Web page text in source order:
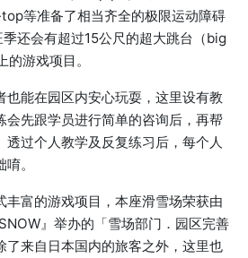
等准备了相当齐全的极限运动障碍
还会有超过15公尺的超大跳台（big
游戏项目。
也能在园区内安心玩耍，这里设有教
会先跟学员进行简单的咨询后，再帮
透过个人教学及反复练习后，每个人
。
丰富的游戏项目，本座滑雪场荣获由
』举办的「雪场部门．园区完善
了来自日本国内的旅客之外，这里也